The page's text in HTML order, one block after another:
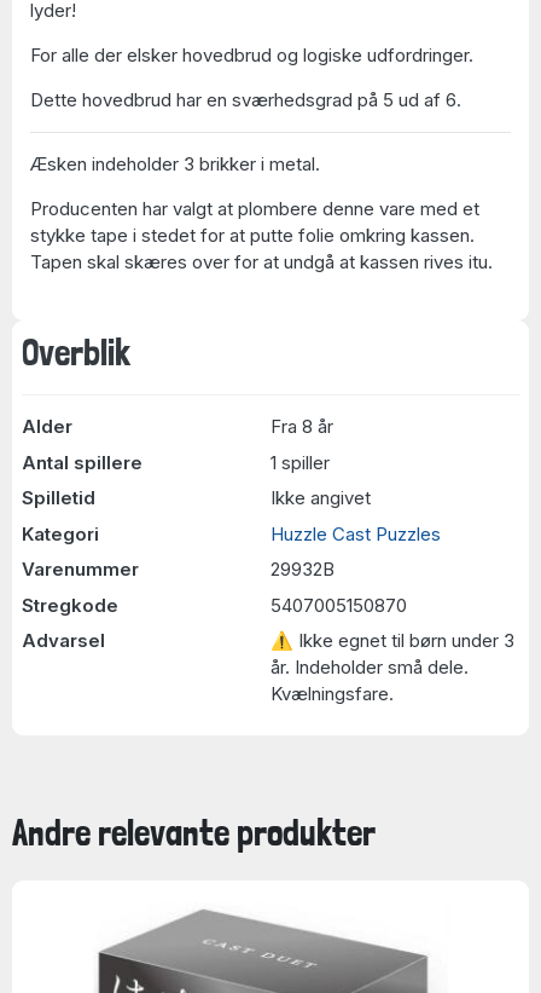
Overblik
Alder
Fra 8 år
Antal spillere
1 spiller
Spilletid
Ikke angivet
Kategori
Huzzle Cast Puzzles
Varenummer
29932B
Stregkode
5407005150870
Advarsel
⚠ Ikke egnet til børn under 3
år. Indeholder små dele.
Kvælningsfare.
lyder!
For alle der elsker hovedbrud og logiske udfordringer.
Dette hovedbrud har en sværhedsgrad på 5 ud af 6.
Æsken indeholder 3 brikker i metal.
Producenten har valgt at plombere denne vare med et
stykke tape i stedet for at putte folie omkring kassen.
Tapen skal skæres over for at undgå at kassen rives itu.
Andre relevante produkter